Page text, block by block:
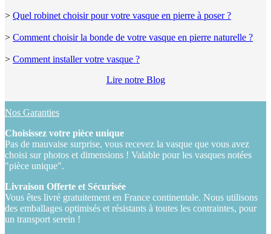
> Quel robinet choisir pour votre vasque en pierre à poser ?
> Comment choisir la bonde de votre vasque en pierre naturelle ?
> Comment installer votre vasque ?
Lire notre Blog
Nos Garanties
Choisissez votre pièce unique
Pas de mauvaise surprise, vous recevez la vasque que vous avez
choisi sur photos et dimensions ! Valable pour les vasques notées
"pièce unique".
Livraison Offerte et Sécurisée
Vous êtes livré gratuitement en France continentale. Nous utilisons
des emballages optimisés et résistants à toutes les contraintes, pour
un transport serein !